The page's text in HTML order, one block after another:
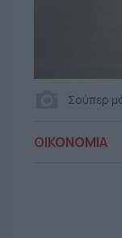
Σούπερ
ΟΙΚΟΝΟΜΙΑ